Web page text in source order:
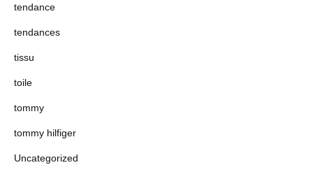
tendance
tendances
tissu
toile
tommy
tommy hilfiger
Uncategorized